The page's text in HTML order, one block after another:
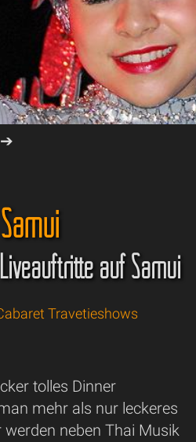
➔
auf Samui
Travetieshows
tolles Dinner
mehr als nur leckeres
werden neben Thai Musik